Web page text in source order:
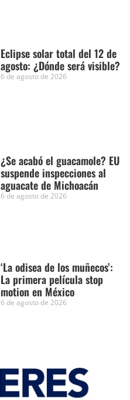
Eclipse solar total del 12 de
agosto: ¿Dónde será visible?
6 de agosto de 2026
¿Se acabó el guacamole? EU
suspende inspecciones al
aguacate de Michoacán
6 de agosto de 2026
‘La odisea de los muñecos’:
La primera película stop
motion en México
6 de agosto de 2026